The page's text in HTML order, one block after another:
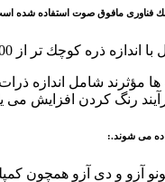
كمك فناوری مافوق صوت استفاده شده
كوچك تر از 100 نانومتر می باشند.
ها مؤثرند شامل
رنگ كردن افزايش می
می شوند.:
آزو و دی آزو همچون